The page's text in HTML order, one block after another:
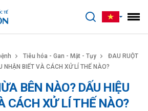
Tiêu hóa - Gan - Mật - Tụy
ĐAU RUỘT
NHẬN BIẾT VÀ CÁCH XỬ LÍ THẾ NÀO?
BÊN NÀO? DẤU HIỆU
CÁCH XỬ LÍ THẾ NÀO?